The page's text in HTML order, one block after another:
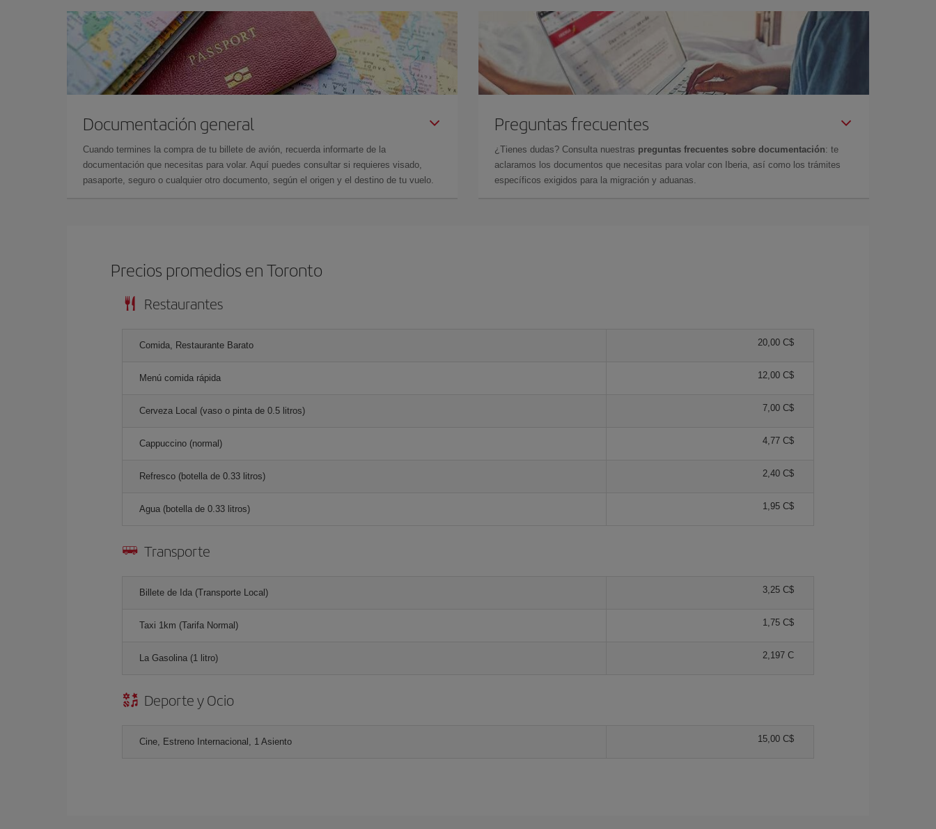
Documentación general
Cuando termines la compra de tu billete de avión, recuerda informarte de la
documentación que necesitas para volar. Aquí puedes consultar si requieres visado,
pasaporte, seguro o cualquier otro documento, según el origen y el destino de tu vuelo.
Preguntas frecuentes
¿Tienes dudas? Consulta nuestras preguntas frecuentes sobre documentación: te
aclaramos los documentos que necesitas para volar con Iberia, así como los trámites
específicos exigidos para la migración y aduanas.
Precios promedios en Toronto
Restaurantes
Comida, Restaurante Barato 20,00 C$
Menú comida rápida 12,00 C$
Cerveza Local (vaso o pinta de 0.5 litros) 7,00 C$
Cappuccino (normal) 4,77 C$
Refresco (botella de 0.33 litros) 2,40 C$
Agua (botella de 0.33 litros) 1,95 C$
Transporte
Billete de Ida (Transporte Local) 3,25 C$
Taxi 1km (Tarifa Normal) 1,75 C$
La Gasolina (1 litro) 2,197 C
Deporte y Ocio
Cine, Estreno Internacional, 1 Asiento 15,00 C$